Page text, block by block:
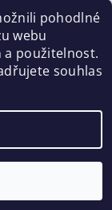
pohodlné
webu
a použitelnost.
souhlas